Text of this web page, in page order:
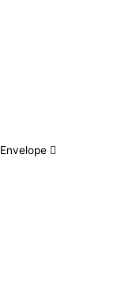
Envelope